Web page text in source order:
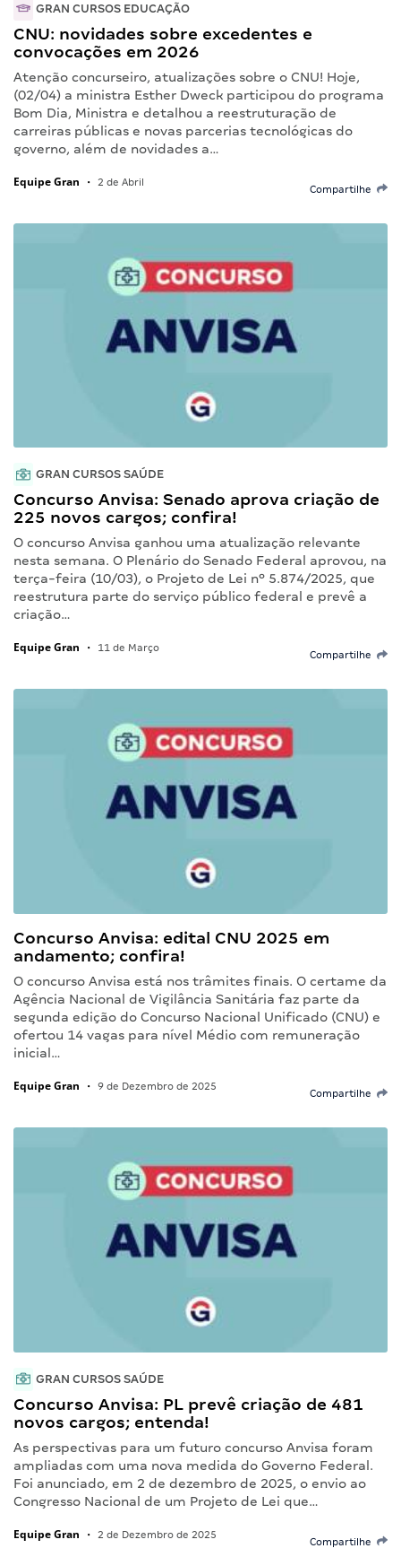
GRAN CURSOS EDUCAÇÃO
CNU: novidades sobre excedentes e
convocações em 2026
Atenção concurseiro, atualizações sobre o CNU! Hoje,
(02/04) a ministra Esther Dweck participou do programa
Bom Dia, Ministra e detalhou a reestruturação de
carreiras públicas e novas parcerias tecnológicas do
governo, além de novidades a…
Equipe Gran • 2 de Abril
Compartilhe
GRAN CURSOS SAÚDE
Concurso Anvisa: Senado aprova criação de
225 novos cargos; confira!
O concurso Anvisa ganhou uma atualização relevante
nesta semana. O Plenário do Senado Federal aprovou, na
terça-feira (10/03), o Projeto de Lei nº 5.874/2025, que
reestrutura parte do serviço público federal e prevê a
criação…
Equipe Gran • 11 de Março
Compartilhe
Concurso Anvisa: edital CNU 2025 em
andamento; confira!
O concurso Anvisa está nos trâmites finais. O certame da
Agência Nacional de Vigilância Sanitária faz parte da
segunda edição do Concurso Nacional Unificado (CNU) e
ofertou 14 vagas para nível Médio com remuneração
inicial…
Equipe Gran • 9 de Dezembro de 2025
Compartilhe
GRAN CURSOS SAÚDE
Concurso Anvisa: PL prevê criação de 481
novos cargos; entenda!
As perspectivas para um futuro concurso Anvisa foram
ampliadas com uma nova medida do Governo Federal.
Foi anunciado, em 2 de dezembro de 2025, o envio ao
Congresso Nacional de um Projeto de Lei que…
Equipe Gran • 2 de Dezembro de 2025
Compartilhe